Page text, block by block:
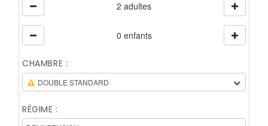
2 adultes
0 enfants
CHAMBRE :
DOUBLE STANDARD
RÉGIME :